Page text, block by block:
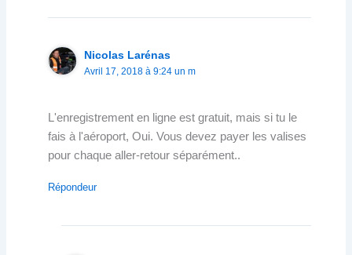
Nicolas Larénas
Avril 17, 2018 à 9:24 un m
L'enregistrement en ligne est gratuit, mais si tu le
fais à l'aéroport, Oui. Vous devez payer les valises
pour chaque aller-retour séparément..
Répondeur